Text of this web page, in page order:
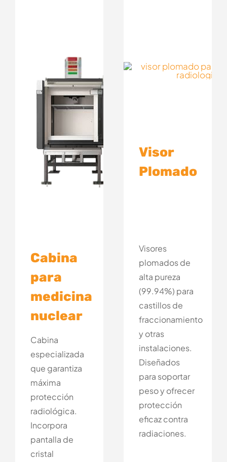
Cabina
para
medicina
nuclear
Cabina
especializada
que garantiza
máxima
protección
radiológica.
Incorpora
pantalla de
cristal
Visor
Plomado
Visores
plomados de
alta pureza
(99.94%) para
castillos de
fraccionamiento
y otras
instalaciones.
Diseñados
para soportar
peso y ofrecer
protección
eficaz contra
radiaciones.